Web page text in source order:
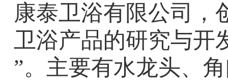
康泰卫浴有限公司，
卫浴产品的研究与开
”。主要有水龙头、